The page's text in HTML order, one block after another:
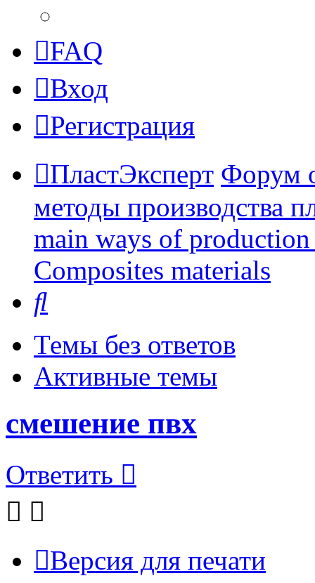
FAQ
Вход
Регистрация
ПластЭксперт Форум
методы производства
main ways of
Сomposites materials
Темы без ответов
Активные темы
смешение пвх
Ответить
Версия для печати